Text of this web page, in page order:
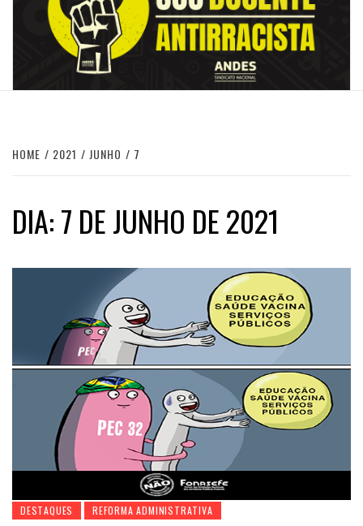
HOME 2021 JUNHO 7
DIA:7 DE JUNHO DE 2021
DESTAQUES REFORMA ADMINISTRATIVA